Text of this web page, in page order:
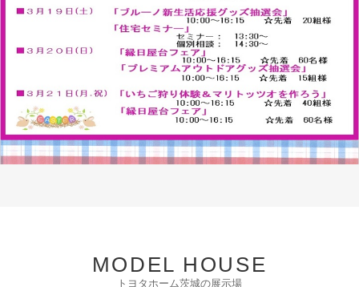
MODEL HOUSE
トヨタホーム茨城の展示場